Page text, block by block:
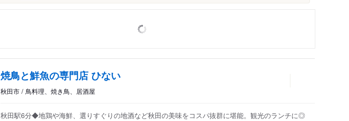
焼鳥と鮮魚の専門店 ひない
秋田市 / 鳥料理、焼き鳥、居酒屋
秋田駅6分◆地鶏や海鮮、選りすぐりの地酒など秋田の美味をコスパ抜群に堪能。観光のランチに◎